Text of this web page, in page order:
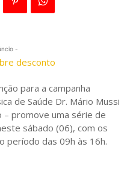
-
para a campanha
de Saúde Dr. Mário Mussi
– promove uma série de
sábado (06), com os
período das 09h às 16h.